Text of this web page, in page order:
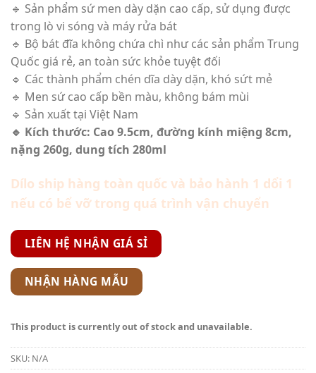
🔹 Sản phẩm sứ men dày dặn cao cấp, sử dụng được
trong lò vi sóng và máy rửa bát
🔹 Bộ bát đĩa không chứa chì như các sản phẩm Trung
Quốc giá rẻ, an toàn sức khỏe tuyệt đối
🔹 Các thành phẩm chén dĩa dày dặn, khó sứt mẻ
🔹 Men sứ cao cấp bền màu, không bám mùi
🔹 Sản xuất tại Việt Nam
🔹 Kích thước: Cao 9.5cm, đường kính miệng 8cm,
nặng 260g, dung tích 280ml
Dílo ship hàng toàn quốc và bảo hành 1 dổi 1
nếu có bể vỡ trong quá trình vận chuyển
LIÊN HỆ NHẬN GIÁ SỈ
NHẬN HÀNG MẪU
This product is currently out of stock and unavailable.
SKU: N/A